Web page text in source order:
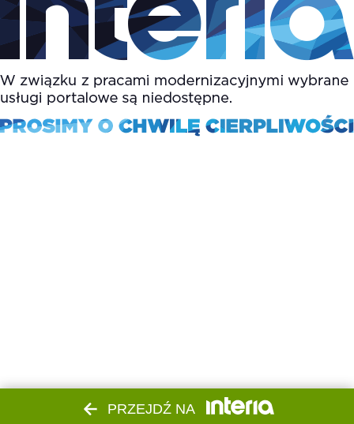
PRZEJDŹ NA